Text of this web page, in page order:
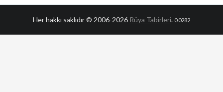
Her hakkı saklıdır © 2006-2026 Rüya Tabirleri. 0.0282